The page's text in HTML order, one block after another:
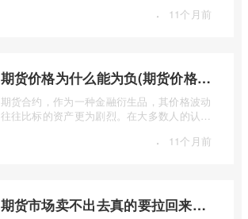
· 11个月前
期货价格为什么能为负(期货价格为什么能为负数呢)
期货合约，作为一种金融衍生品，其价格波动
往往比标的资产更为剧烈。在大多数人的认知
· 11个月前
期货市场卖不出去真的要拉回来吗(期货有买不到或卖不出去的时候吗)